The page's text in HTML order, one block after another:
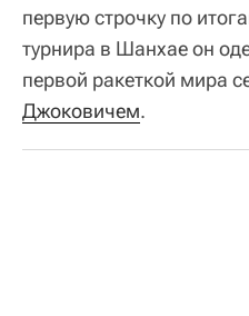
первую строчку по
турнира в Шанхае он
первой ракеткой мира
Джоковичем.